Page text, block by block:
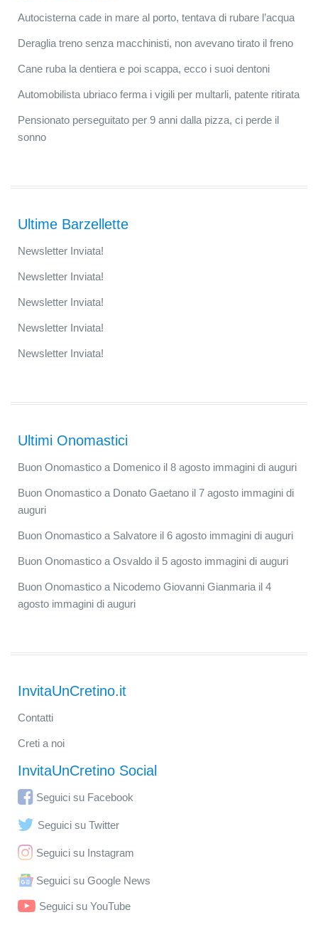
Autocisterna cade in mare al porto, tentava di rubare l’acqua
Deraglia treno senza macchinisti, non avevano tirato il freno
Cane ruba la dentiera e poi scappa, ecco i suoi dentoni
Automobilista ubriaco ferma i vigili per multarli, patente ritirata
Pensionato perseguitato per 9 anni dalla pizza, ci perde il
sonno
Ultime Barzellette
Newsletter Inviata!
Newsletter Inviata!
Newsletter Inviata!
Newsletter Inviata!
Newsletter Inviata!
Ultimi Onomastici
Buon Onomastico a Domenico il 8 agosto immagini di auguri
Buon Onomastico a Donato Gaetano il 7 agosto immagini di
auguri
Buon Onomastico a Salvatore il 6 agosto immagini di auguri
Buon Onomastico a Osvaldo il 5 agosto immagini di auguri
Buon Onomastico a Nicodemo Giovanni Gianmaria il 4
agosto immagini di auguri
InvitaUnCretino.it
Contatti
Creti a noi
InvitaUnCretino Social
Seguici su Facebook
Seguici su Twitter
Seguici su Instagram
Seguici su Google News
Seguici su YouTube